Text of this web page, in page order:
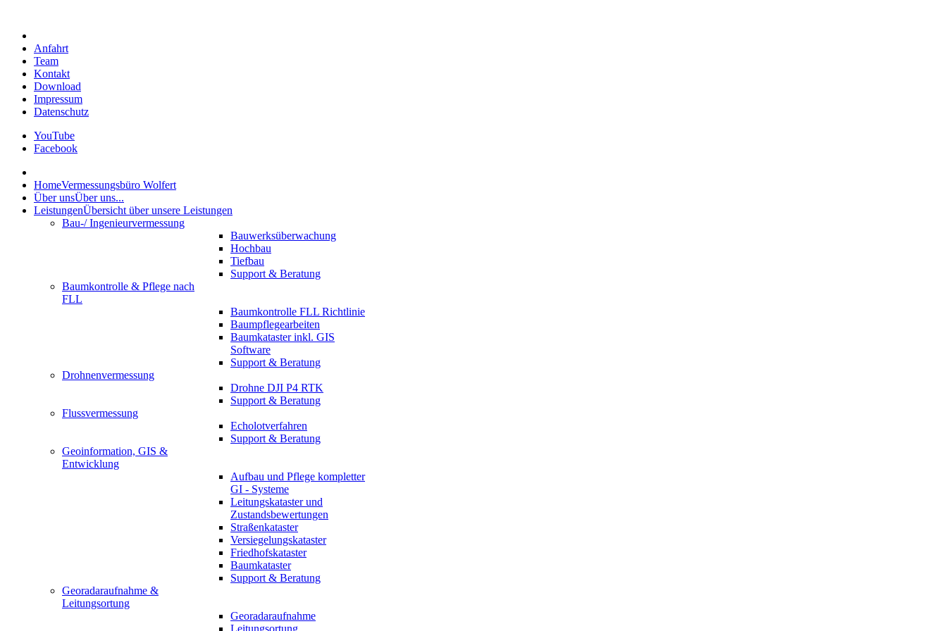
Anfahrt
Team
Kontakt
Download
Impressum
Datenschutz
YouTube
Facebook
HomeVermessungsbüro Wolfert
Über unsÜber uns...
LeistungenÜbersicht über unsere Leistungen
Bau-/ Ingenieurvermessung
Bauwerksüberwachung
Hochbau
Tiefbau
Support & Beratung
Baumkontrolle & Pflege nach
FLL
Baumkontrolle FLL Richtlinie
Baumpflegearbeiten
Baumkataster inkl. GIS
Software
Support & Beratung
Drohnenvermessung
Drohne DJI P4 RTK
Support & Beratung
Flussvermessung
Echolotverfahren
Support & Beratung
Geoinformation, GIS &
Entwicklung
Aufbau und Pflege kompletter
GI - Systeme
Leitungskataster und
Zustandsbewertungen
Straßenkataster
Versiegelungskataster
Friedhofskataster
Baumkataster
Support & Beratung
Georadaraufnahme &
Leitungsortung
Georadaraufnahme
Leitungsortung